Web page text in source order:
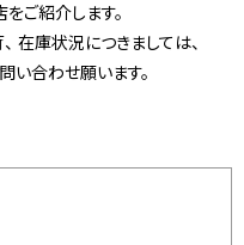
ご紹介します。
在庫状況につきましては、
い合わせ願います。